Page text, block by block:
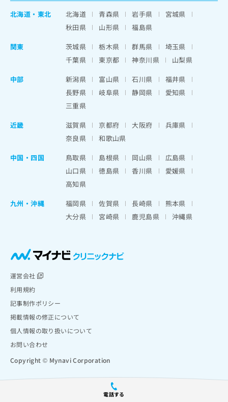
電話する
北海道 ・ 東北 北海道 青森県 岩手県
宮城県
秋田県
山形県
福島県
関東
茨城県 栃木県 群馬県
埼玉県
千葉県
東京都 神奈川県
山梨県
中部
新潟県 富山県 石川県
福井県
長野県
岐阜県 静岡県
愛知県
三重県
近畿
滋賀県 京都府 大阪府
兵庫県
奈良県
和歌山県
中国・四国
鳥取県 島根県 岡山県
広島県
山口県
徳島県 香川県
愛媛県
高知県
九州・沖縄
福岡県 佐賀県 長崎県
熊本県
大分県
宮崎県 鹿児島県 沖縄県
運営会社
利用規約
記事制作ポリシー
掲載情報の修正について
個人情報の取り扱いについて
お問い合わせ
Copyright © Mynavi Corporation